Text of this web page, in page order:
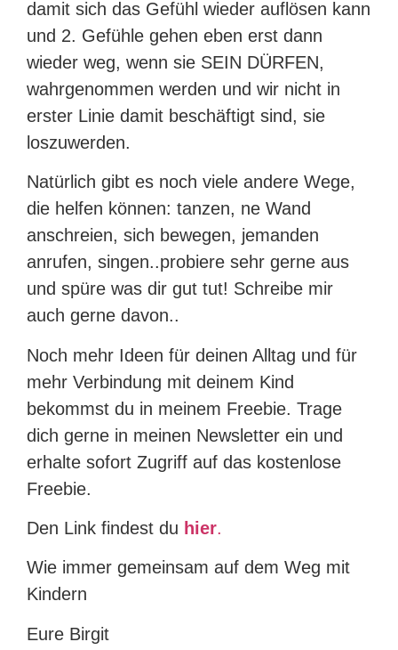
damit sich das Gefühl wieder auflösen kann
und 2. Gefühle gehen eben erst dann
wieder weg, wenn sie SEIN DÜRFEN,
wahrgenommen werden und wir nicht in
erster Linie damit beschäftigt sind, sie
loszuwerden.
Natürlich gibt es noch viele andere Wege,
die helfen können: tanzen, ne Wand
anschreien, sich bewegen, jemanden
anrufen, singen..probiere sehr gerne aus
und spüre was dir gut tut! Schreibe mir
auch gerne davon..
Noch mehr Ideen für deinen Alltag und für
mehr Verbindung mit deinem Kind
bekommst du in meinem Freebie. Trage
dich gerne in meinen Newsletter ein und
erhalte sofort Zugriff auf das kostenlose
Freebie.
Den Link findest du hier.
Wie immer gemeinsam auf dem Weg mit
Kindern
Eure Birgit